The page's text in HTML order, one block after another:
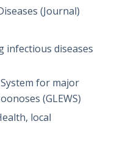
(Journal)
infectious diseases
for major
(GLEWS)
local